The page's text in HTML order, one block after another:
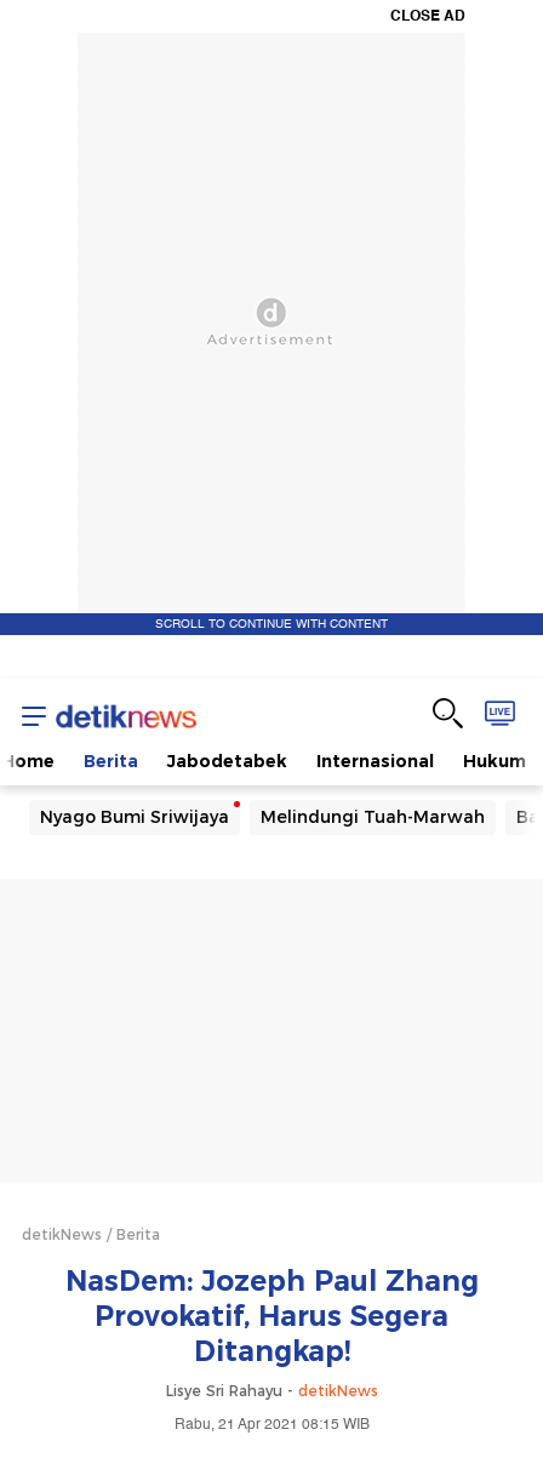
CLOSE AD
SCROLL TO CONTINUE WITH CONTENT
Home Berita Jabodetabek Internasional Hukum
Nyago Bumi Sriwijaya Melindungi Tuah-Marwah
detikNews Berita
NasDem: Jozeph Paul Zhang
Provokatif, Harus Segera
Ditangkap!
Lisye Sri Rahayu - detikNews
Rabu, 21 Apr 2021 08:15 WIB